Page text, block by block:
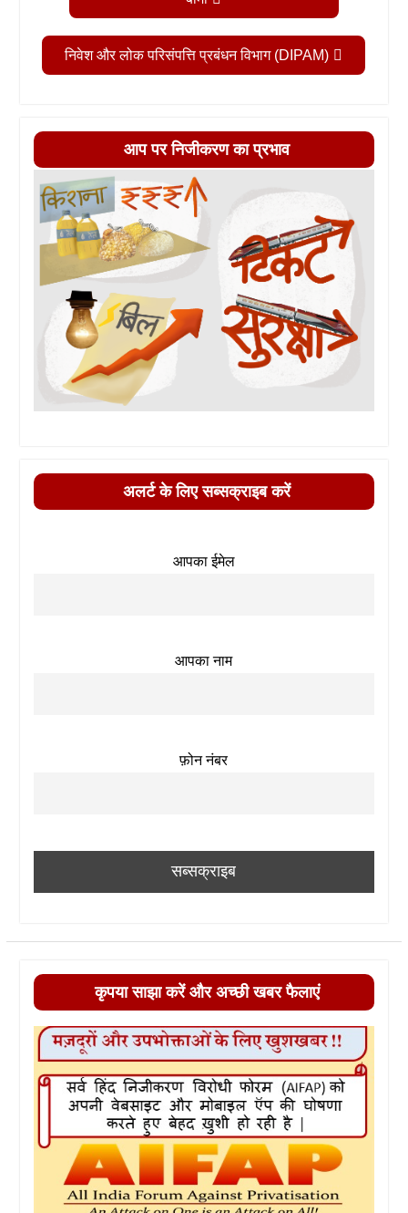
निवेश और लोक परिसंपत्ति प्रबंधन विभाग (DIPAM)
आप पर निजीकरण का प्रभाव
अलर्ट के लिए सब्सक्राइब करें
आपका ईमेल
आपका नाम
फ़ोन नंबर
कृपया साझा करें और अच्छी खबर फैलाएं